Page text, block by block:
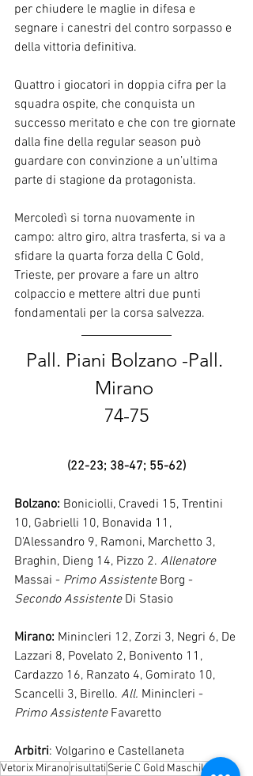
per chiudere le maglie in difesa e
segnare i canestri del contro sorpasso e
della vittoria definitiva.
Quattro i giocatori in doppia cifra per la
squadra ospite, che conquista un
successo meritato e che con tre giornate
dalla fine della regular season può
guardare con convinzione a un’ultima
parte di stagione da protagonista.
Mercoledì si torna nuovamente in
campo: altro giro, altra trasferta, si va a
sfidare la quarta forza della C Gold,
Trieste, per provare a fare un altro
colpaccio e mettere altri due punti
fondamentali per la corsa salvezza.
Pall. Piani Bolzano -Pall.
Mirano
74-75
(22-23; 38-47; 55-62)
Bolzano: Boniciolli, Cravedi 15, Trentini
10, Gabrielli 10, Bonavida 11,
D'Alessandro 9, Ramoni, Marchetto 3,
Braghin, Dieng 14, Pizzo 2. Allenatore
Massai - Primo Assistente Borg -
Secondo Assistente Di Stasio
Mirano: Minincleri 12, Zorzi 3, Negri 6, De
Lazzari 8, Povelato 2, Bonivento 11,
Cardazzo 16, Ranzato 4, Gomirato 10,
Scancelli 3, Birello. All. Minincleri -
Primo Assistente Favaretto
Arbitri: Volgarino e Castellaneta
Vetorix Miranorisultati Serie C Gold Maschile